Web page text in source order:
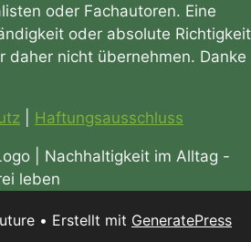
oder Fachautoren. Eine
oder absolute Richtigkeit
daher nicht übernehmen. Danke
Haftungsausschluss
• Erstellt mit GeneratePress